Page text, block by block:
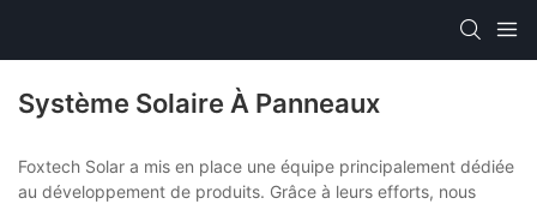
Système Solaire À Panneaux
Foxtech Solar a mis en place une équipe principalement dédiée
au développement de produits. Grâce à leurs efforts, nous